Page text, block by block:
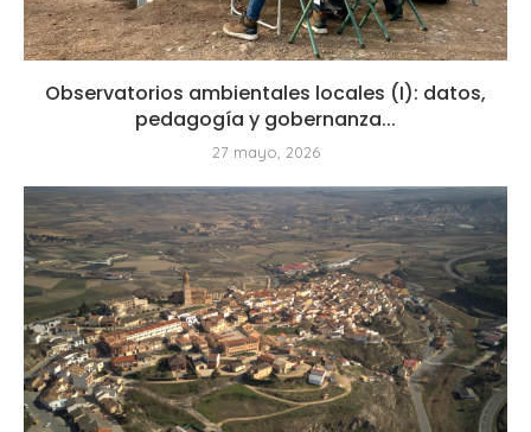
Observatorios ambientales locales (I): datos,
pedagogía y gobernanza...
27 mayo, 2026